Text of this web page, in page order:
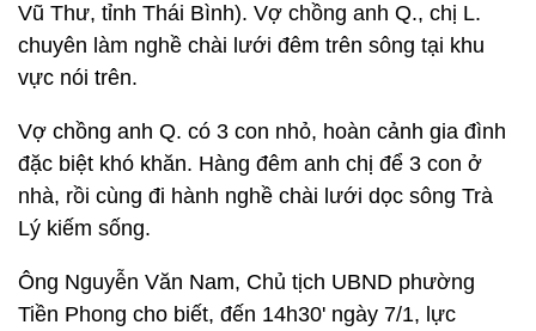
Vũ Thư, tỉnh Thái Bình). Vợ chồng anh Q., chị L.
chuyên làm nghề chài lưới đêm trên sông tại khu
vực nói trên.
Vợ chồng anh Q. có 3 con nhỏ, hoàn cảnh gia đình
đặc biệt khó khăn. Hàng đêm anh chị để 3 con ở
nhà, rồi cùng đi hành nghề chài lưới dọc sông Trà
Lý kiếm sống.
Ông Nguyễn Văn Nam, Chủ tịch UBND phường
Tiền Phong cho biết, đến 14h30' ngày 7/1, lực